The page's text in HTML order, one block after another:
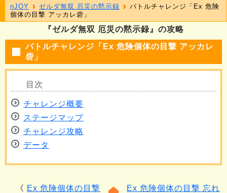
『ゼルダ無双 厄災の黙示録』の攻略
バトルチャレンジ「Ex 危険個体の目撃 アッカレ
砦」
チャレンジ概要
ステージマップ
チャレンジ攻略
データ
Ex 危険個体の目撃
Ex 危険個体の目撃 忘れ
nJOY ゼルダ無双 厄災の黙示録
バトルチャレンジ「Ex 危険
個体の目撃 アッカレ砦」